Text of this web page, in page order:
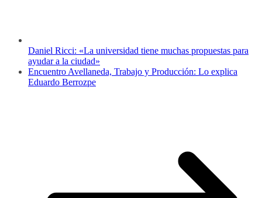
Daniel Ricci: «La universidad tiene muchas propuestas para
ayudar a la ciudad»
Encuentro Avellaneda, Trabajo y Producción: Lo explica
Eduardo Berrozpe